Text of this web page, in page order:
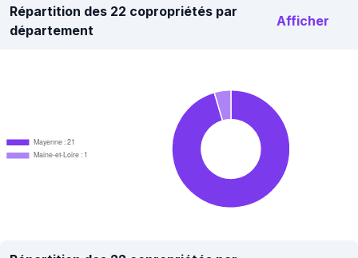
Répartition des 22 copropriétés par
département
Afficher
Mayenne : 21
Maine-et-Loire : 1